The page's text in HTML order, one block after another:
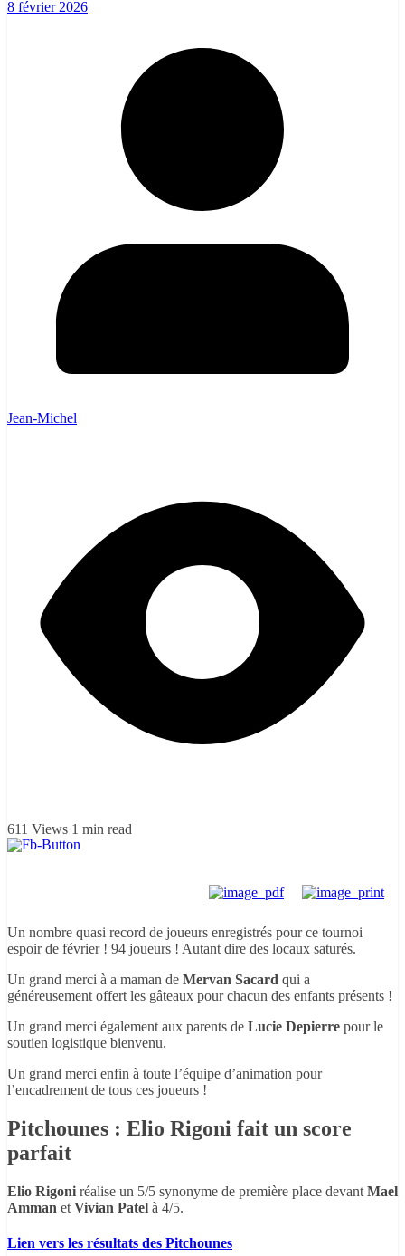
8 février 2026
Jean-Michel
611 Views 1 min read
Un nombre quasi record de joueurs enregistrés pour ce tournoi
espoir de février ! 94 joueurs ! Autant dire des locaux saturés.
Un grand merci à a maman de Mervan Sacard qui a
généreusement offert les gâteaux pour chacun des enfants présents !
Un grand merci également aux parents de Lucie Depierre pour le
soutien logistique bienvenu.
Un grand merci enfin à toute l’équipe d’animation pour
l’encadrement de tous ces joueurs !
Pitchounes : Elio Rigoni fait un score
parfait
Elio Rigoni réalise un 5/5 synonyme de première place devant Mael
Amman et Vivian Patel à 4/5.
Lien vers les résultats des Pitchounes